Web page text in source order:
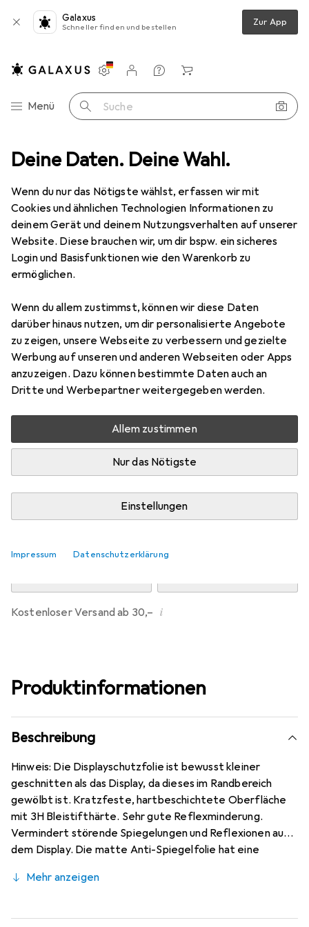
Deine Daten. Deine Wahl.
Wenn du nur das Nötigste wählst, erfassen wir mit
Cookies und ähnlichen Technologien Informationen zu
deinem Gerät und deinem Nutzungsverhalten auf unserer
Website. Diese brauchen wir, um dir bspw. ein sicheres
Login und Basisfunktionen wie den Warenkorb zu
ermöglichen.
Wenn du allem zustimmst, können wir diese Daten
darüber hinaus nutzen, um dir personalisierte Angebote
zu zeigen, unsere Webseite zu verbessern und gezielte
Werbung auf unseren und anderen Webseiten oder Apps
anzuzeigen. Dazu können bestimmte Daten auch an
Dritte und Werbepartner weitergegeben werden.
Allem zustimmen
Nur das Nötigste
Einstellungen
Impressum Datenschutzerklärung
Galaxus
Schneller finden und bestellen Zur App
Navigation nach Kategorien
Menü Suche
Einstellungen
Kundenkonto
Vergleichslisten
Merklisten
Warenkorb
Smartphone Schutzfolie Dipos Displayschutzfolie Antireflex
6 Bilder
DiposDisplayschutzfolie Antireflex
Preis in EUR inkl. MwSt.
EUR
3,99
Bewertungen Marke
Mehr von Dipos
Mi, 12.8. geliefert
Mehr als 10 Stück an Lager beim Drittanbieter
Lieferort angeben für genaue Lieferzeit
Kostenloser Versand ab 30,– i
Produktinformationen
Beschreibung
Hinweis: Die Displayschutzfolie ist bewusst kleiner
geschnitten als das Display, da dieses im Randbereich
gewölbt ist. Kratzfeste, hartbeschichtete Oberfläche
mit 3H Bleistifthärte. Sehr gute Reflexminderung.
Vermindert störende Spiegelungen und Reflexionen auf
dem Display. Die matte Anti-Spiegelfolie hat eine
W41 Pro Glas, da dieses gewölbt ist (siehe Fotos),
(ohne Klebstoff). Kinderleichte Anbringung - 100%
Mehr anzeigen